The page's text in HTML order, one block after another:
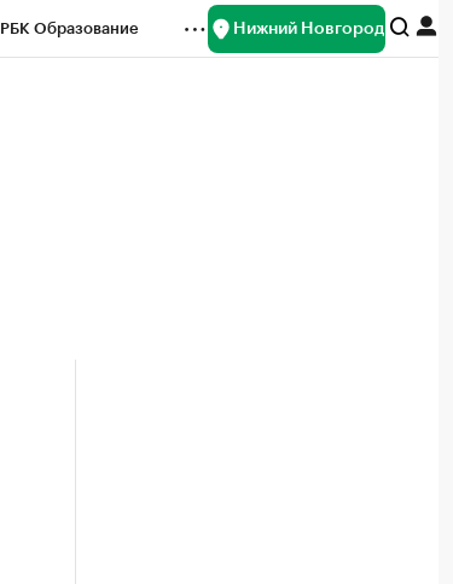
РБК Образование Нижний Новгород